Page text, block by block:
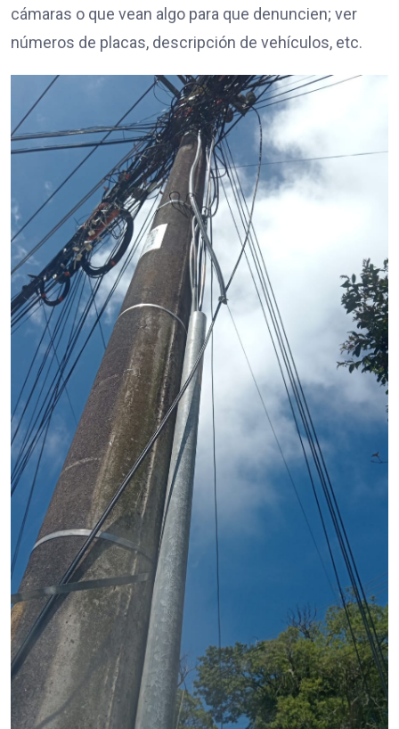
cámaras o que vean algo para que denuncien; ver
números de placas, descripción de vehículos, etc.